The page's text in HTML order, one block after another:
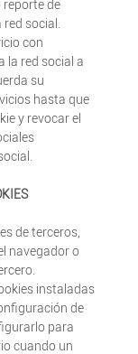
de
social.
con
la red social a
su
hasta que
y revocar el
de terceros,
navegador o
instaladas
de
para
cuando un